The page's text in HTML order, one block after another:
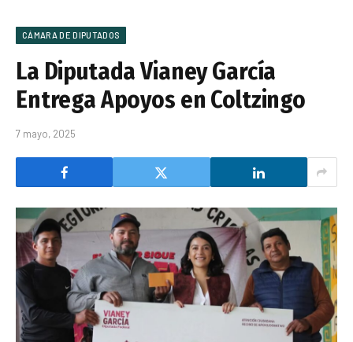
CÁMARA DE DIPUTADOS
La Diputada Vianey García
Entrega Apoyos en Coltzingo
7 mayo, 2025